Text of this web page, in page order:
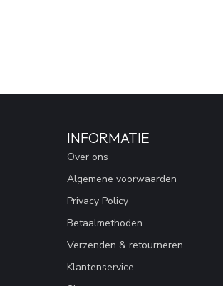
INFORMATIE
Over ons
Algemene voorwaarden
Privacy Policy
Betaalmethoden
Verzenden & retourneren
Klantenservice